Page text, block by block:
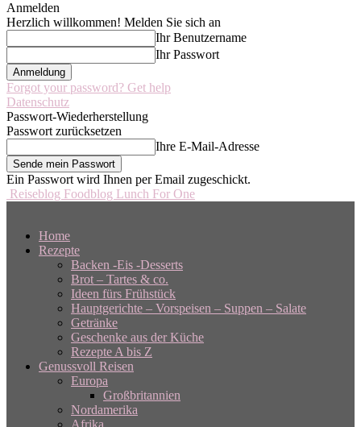
Anmelden
Herzlich willkommen! Melden Sie sich an
Ihr Benutzername
Ihr Passwort
Forgot your password? Get help
Datenschutz
Passwort-Wiederherstellung
Passwort zurücksetzen
Ihre E-Mail-Adresse
Ein Passwort wird Ihnen per Email zugeschickt.
Reiseblog Foodblog Lunch For One
Home
Rezepte
Backen -Eis -Desserts
Brot – Tartes & co.
Ideen fürs Frühstück
Hauptgerichte – Vorspeisen – Suppen – Salate
Getränke
Geschenke aus der Küche
Rezepte A bis Z
Genussvoll Reisen
Europa
Großbritannien
Nordamerika
Afrika